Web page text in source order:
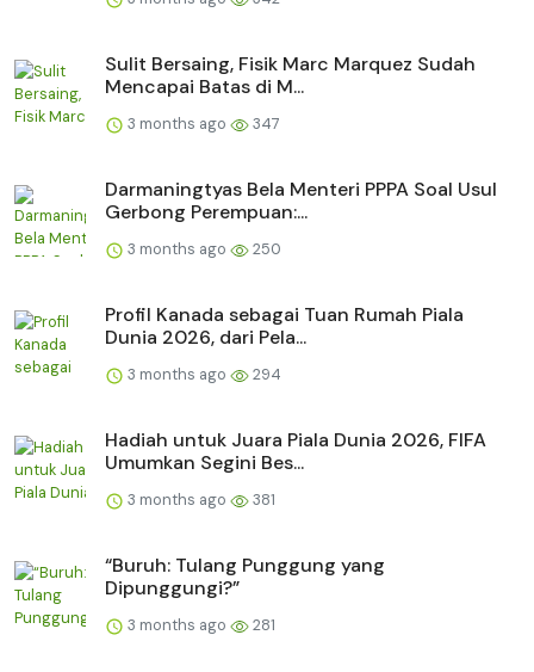
Sulit Bersaing, Fisik Marc Marquez Sudah
Mencapai Batas di M...
3 months ago 347
Darmaningtyas Bela Menteri PPPA Soal Usul
Gerbong Perempuan:...
3 months ago 250
Profil Kanada sebagai Tuan Rumah Piala
Dunia 2026, dari Pela...
3 months ago 294
Hadiah untuk Juara Piala Dunia 2026, FIFA
Umumkan Segini Bes...
3 months ago 381
“Buruh: Tulang Punggung yang
Dipunggungi?”
3 months ago 281